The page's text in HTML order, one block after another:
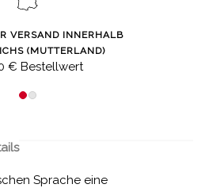
VERSAND INNERHALB
(MUTTERLAND)
€ Bestellwert
Sprache eine